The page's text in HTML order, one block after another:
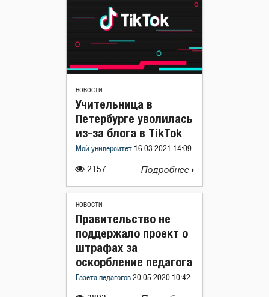
НОВОСТИ
2157
Учительница в
Петербурге уволилась
из-за блога в TikTok
Мой университет 16.03.2021 14:09
Подробнее
НОВОСТИ
Правительство не
поддержало проект о
штрафах за
оскорбление педагога
Газета педагогов 20.05.2020 10:42